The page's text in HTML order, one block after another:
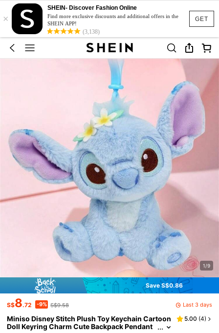
GET
×
SHEIN- Discover Fashion Online
Find more exclusive discounts and additional offers in the
SHEIN APP!
(3,138)
1/9
Save S$0.86
S$8.72 -9% S$9.58 Last 3 days
Miniso Disney Stitch Plush Toy Keychain Cartoon
Doll Keyring Charm Cute Backpack Pendant
5.00 (4)